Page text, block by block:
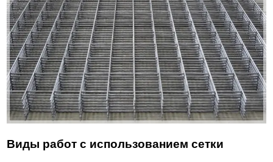
Виды работ с использованием сетки